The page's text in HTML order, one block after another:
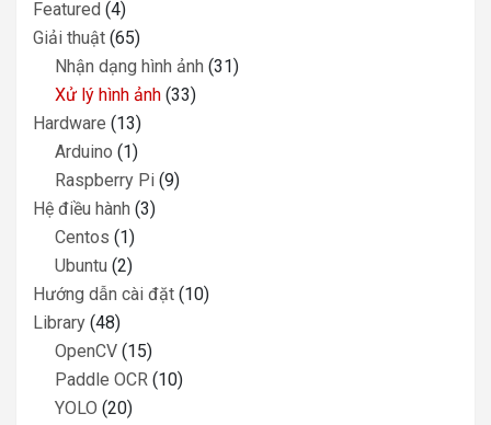
Featured (4)
Giải thuật (65)
Nhận dạng hình ảnh (31)
Xử lý hình ảnh (33)
Hardware (13)
Arduino (1)
Raspberry Pi (9)
Hệ điều hành (3)
Centos (1)
Ubuntu (2)
Hướng dẫn cài đặt (10)
Library (48)
OpenCV (15)
Paddle OCR (10)
YOLO (20)